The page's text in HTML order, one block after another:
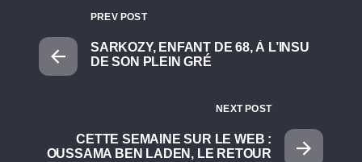
PREV POST
SARKOZY, ENFANT DE 68, À L’INSU
DE SON PLEIN GRÉ
NEXT POST
CETTE SEMAINE SUR LE WEB :
OUSSAMA BEN LADEN, LE RETOUR